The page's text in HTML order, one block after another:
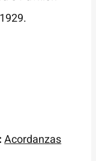
Acordanzas